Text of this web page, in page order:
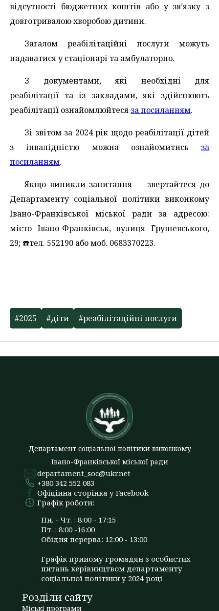
відсутності бюджетних коштів або у зв’язку з
довготривалою хворобою дитини.
Загалом реабілітаційні послуги можуть
надаватися у стаціонарі та амбулаторно.
З документами, які необхідні для
реабілітації та із закладами, які здійснюють
реабілітації ознайомлюйтеся за посиланням.
Зі звітом за 2024 рік щодо реабілітації дітей
з інвалідністю можна ознайомитись за
посиланням.
Якщо виникли запитання – звертайтеся до
Департаменту соціальної політики виконкому
Івано-Франківської міської ради за адресою:
місто Івано-Франківськ, вулиця Грушевського,
29; ☎️тел. 552190 або моб. 0683370223.
#2025 #діти #реабілітаційні послуги
Департамент соціальної політики виконкому
Івано-Франківської міської ради
departament_soc@ukr.net
+380 342 552 083
Офіційна сторінка у Facebook
Графік роботи:
Пн. - Чт. : 8:00 - 17:15
Пт. : 8:00 -16:00
Обідня перерва: 12:00 - 13:00
Графік прийому громадян з особистих
питань керівництвом департаменту
соціальної політики у 2024 році
Розділи сайту
Міські програми